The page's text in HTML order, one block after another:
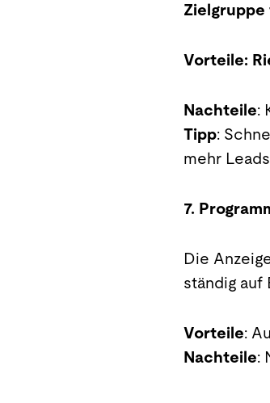
Vorteile:
Nachteile:
Tipp:
mehr
7.
Die
ständig auf
Vorteile:
Nachteile: